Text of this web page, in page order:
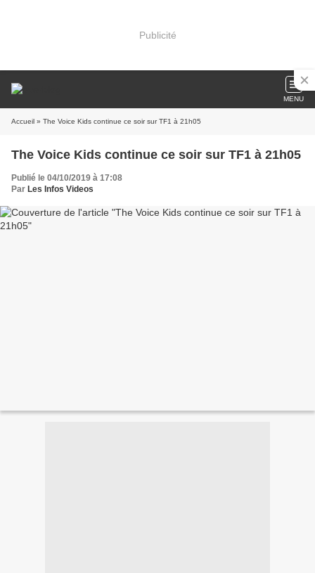
Publicité
MENU
Accueil » The Voice Kids continue ce soir sur TF1 à 21h05
The Voice Kids continue ce soir sur TF1 à 21h05
Publié le 04/10/2019 à 17:08
Par Les Infos Videos